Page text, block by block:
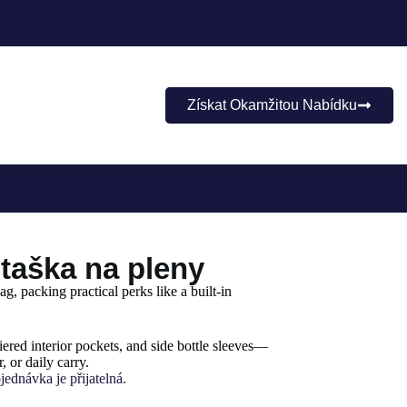
Získat Okamžitou Nabídku
na pleny
packing practical perks like a built-in
interior pockets, and side bottle sleeves—
or daily carry.
je přijatelná.